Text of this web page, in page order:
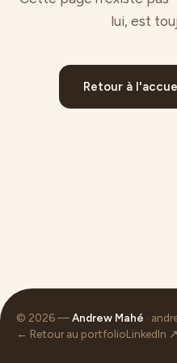
lui, est
Retour à
© 2026 —Andrew Mahé ·
← Retour au portfolioLinkedIn ↗